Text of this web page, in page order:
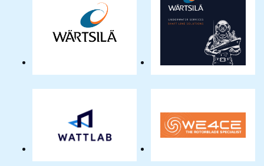
Wärtsilä
Netherlands
Wärtsilä
Underwater
Services
Wattlab
We4Ce
the